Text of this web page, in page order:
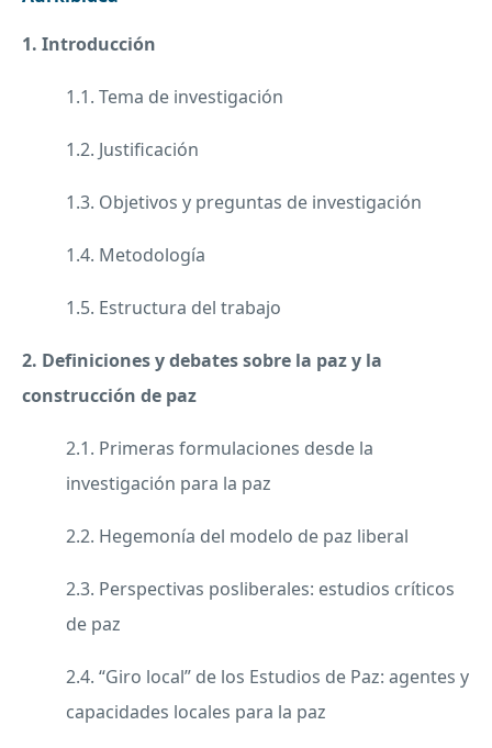
1. Introducción
1.1. Tema de investigación
1.2. Justificación
1.3. Objetivos y preguntas de investigación
1.4. Metodología
1.5. Estructura del trabajo
2. Definiciones y debates sobre la paz y la
construcción de paz
2.1. Primeras formulaciones desde la
investigación para la paz
2.2. Hegemonía del modelo de paz liberal
2.3. Perspectivas posliberales: estudios críticos
de paz
2.4. “Giro local” de los Estudios de Paz: agentes y
capacidades locales para la paz